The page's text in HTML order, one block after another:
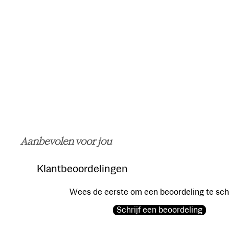
Aanbevolen voor jou
Klantbeoordelingen
Wees de eerste om een beoordeling te
Schrijf een beoordeling